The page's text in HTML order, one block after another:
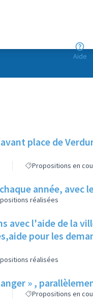
Aide
place de
Propositions en
année, avec
réalisées
avec l'aide de la
pour les
réalisées
» ,
Propositions en